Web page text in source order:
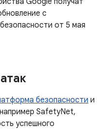
с
от 5 мая
безопасности и
SafetyNet,
успешного